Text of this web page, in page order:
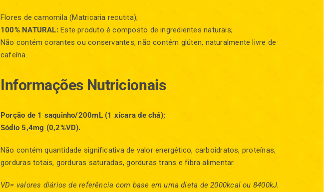
Flores de camomila (Matricaria recutita);
100% NATURAL:Este produto é composto de ingredientes naturais;
Não contém corantes ou conservantes, não contém glúten, naturalmente livre de
cafeína.
Informações Nutricionais
Porção de 1 saquinho/200mL (1 xícara de chá);
Sódio 5,4mg (0,2%VD).
Não contém quantidade significativa de valor energético, carboidratos, proteínas,
gorduras totais, gorduras saturadas, gorduras trans e fibra alimentar.
VD= valores diários de referência com base em uma dieta de 2000kcal ou 8400kJ.